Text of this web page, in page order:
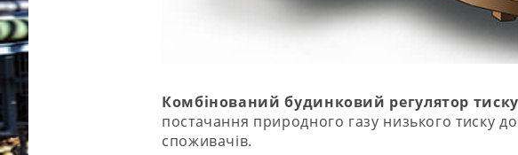
Комбінований будинковий регулятор
постачання природного газу низького тиску
споживачів.